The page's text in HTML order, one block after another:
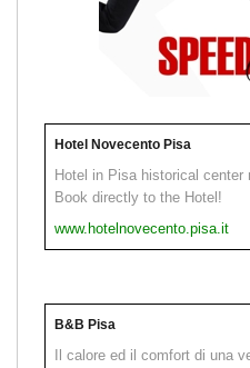
Hotel Novecento Pisa
Hotel in Pisa historical center
Book directly to the Hotel!
www.hotelnovecento.pisa.it
B&B Pisa
Il calore ed il comfort di una